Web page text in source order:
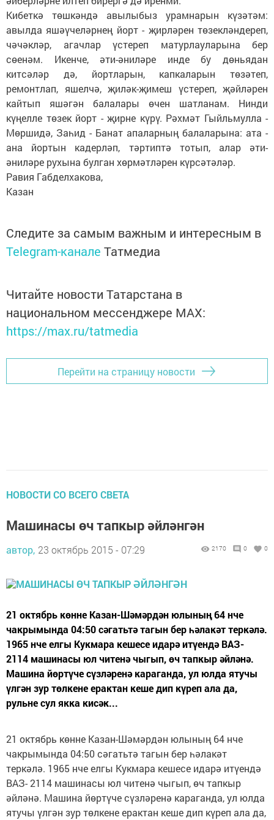
Кибеткә төшкәндә авылыбыз урамнарын күзәтәм:
авылда яшәүчеләрнең йорт - җирләрен төзекләндереп,
чәчәкләр, агачлар үстереп матурлауларына бер
сөенәм. Икенче, әти-әниләре инде бу дөньядан
китсәләр дә, йортларын, капкаларын төзәтеп,
ремонтлап, яшелчә, җиләк-җимеш үстереп, җәйләрен
кайтып яшәгән балалары өчен шатланам. Нинди
күңелле төзек йорт - җирне күрү. Рәхмәт Гыйльмулла -
Мөршидә, Заһид - Банат апаларның балаларына: ата -
ана йортын кадерләп, тәртиптә тотып, алар әти-
әниләре рухына булган хөрмәтләрен күрсәтәләр.
Равия Габделхакова,
Казан
Следите за самым важным и интересным в
Telegram-канале Татмедиа
Читайте новости Татарстана в
национальном мессенджере MАХ:
https://max.ru/tatmedia
Перейти на страницу новости
НОВОСТИ СО ВСЕГО СВЕТА
Машинасы өч тапкыр әйләнгән
автор, 23 октябрь 2015 - 07:29 2170 0 0
21 октябрь көнне Казан-Шәмәрдән юлының 64 нче
чакрымында 04:50 сәгатьтә тагын бер һәлакәт теркәлә.
1965 нче елгы Кукмара кешесе идарә итүендә ВАЗ-
2114 машинасы юл читенә чыгып, өч тапкыр әйләнә.
Машина йөртүче сүзләренә караганда, ул юлда ятучы
үлгән зур төлкене ерактан кеше дип күреп ала да,
рульне сул якка кисәк...
21 октябрь көнне Казан-Шәмәрдән юлының 64 нче
чакрымында 04:50 сәгатьтә тагын бер һәлакәт
теркәлә. 1965 нче елгы Кукмара кешесе идарә итүендә
ВАЗ- 2114 машинасы юл читенә чыгып, өч тапкыр
әйләнә. Машина йөртүче сүзләренә караганда, ул юлда
ятучы үлгән зур төлкене ерактан кеше дип күреп ала да,